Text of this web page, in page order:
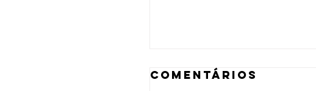
Comentários